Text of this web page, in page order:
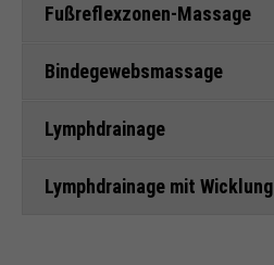
Fußreflexzonen-Massage
Bindegewebsmassage
Lymphdrainage
Lymphdrainage mit Wicklung